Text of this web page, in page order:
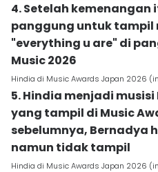
4. Setelah
panggung untuk tampil
"everything u are" di
Music 2026
Hindia di Music Awards Japan 2026
5. Hindia menjadi
yang tampil di Music
sebelumnya, Bernadya
namun tidak tampil
Hindia di Music Awards Japan 2026